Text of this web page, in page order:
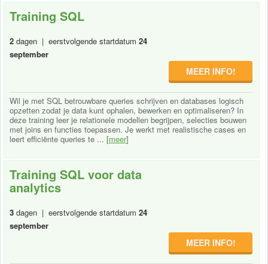
Training SQL
2 dagen | eerstvolgende startdatum 24
september
MEER INFO!
Wil je met SQL betrouwbare queries schrijven en databases logisch
opzetten zodat je data kunt ophalen, bewerken en optimaliseren? In
deze training leer je relationele modellen begrijpen, selecties bouwen
met joins en functies toepassen. Je werkt met realistische cases en
leert efficiënte queries te ... [meer]
Training SQL voor data
analytics
3 dagen | eerstvolgende startdatum 24
september
MEER INFO!